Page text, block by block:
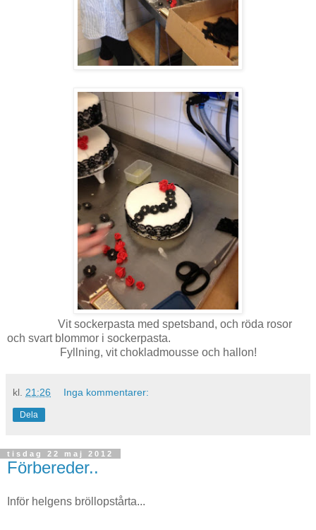
Vit sockerpasta med spetsband, och röda rosor
och svart blommor i sockerpasta.
Fyllning, vit chokladmousse och hallon!
kl. 21:26 Inga kommentarer:
Dela
tisdag 22 maj 2012
Förbereder..
Inför helgens bröllopstårta...